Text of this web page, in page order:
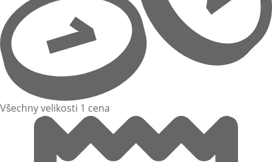
Všechny velikosti 1 cena